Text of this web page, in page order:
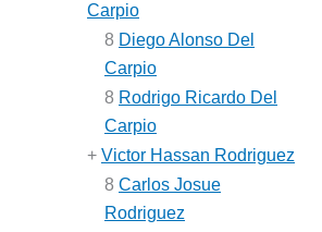
Carpio
8 Diego Alonso Del
Carpio
8 Rodrigo Ricardo Del
Carpio
+ Victor Hassan Rodriguez
8 Carlos Josue
Rodriguez